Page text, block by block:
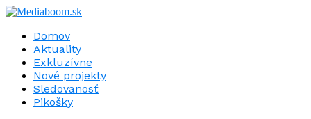
Domov
Aktuality
Exkluzívne
Nové projekty
Sledovanosť
Pikošky